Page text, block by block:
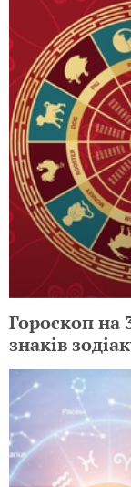
Гороскоп на
знаків